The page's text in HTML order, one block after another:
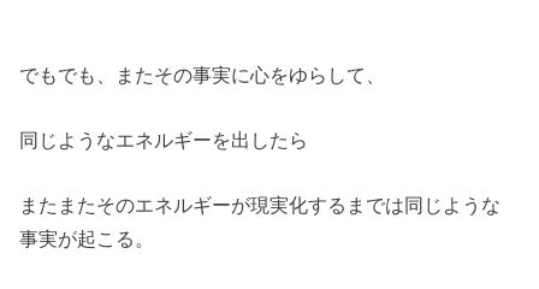
でもでも、またその事実に心をゆらして、
同じようなエネルギーを出したら
またまたそのエネルギーが現実化するまでは同じような
事実が起こる。